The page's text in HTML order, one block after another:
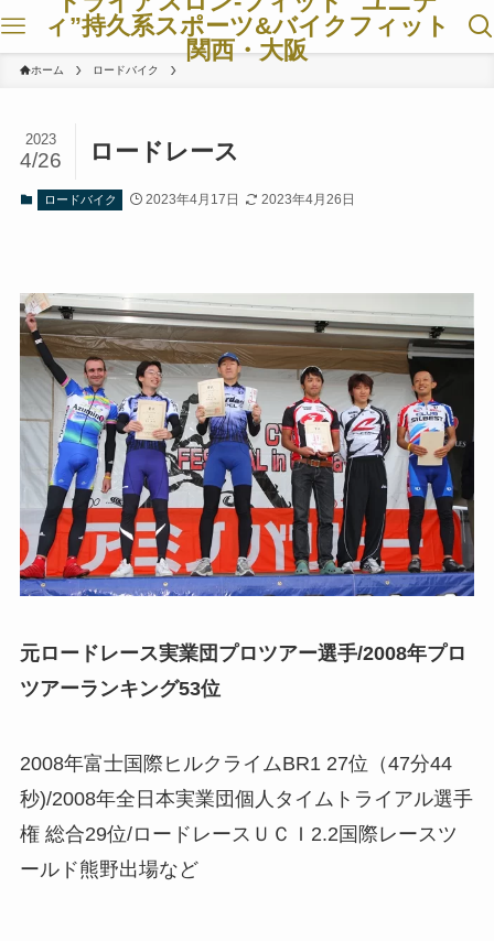
ィ”持久系スポーツ&バイクフィット
関西・大阪
ホーム ロードバイク
ロードレース
2023
4/26
ロードバイク 2023年4月17日 2023年4月26日
元ロードレース実業団プロツアー選手/2008年プロ
ツアーランキング53位
2008年富士国際ヒルクライムBR1 27位（47分44
秒)/2008年全日本実業団個人タイムトライアル選手
権 総合29位/ロードレースＵＣＩ2.2国際レースツ
ールド熊野出場など